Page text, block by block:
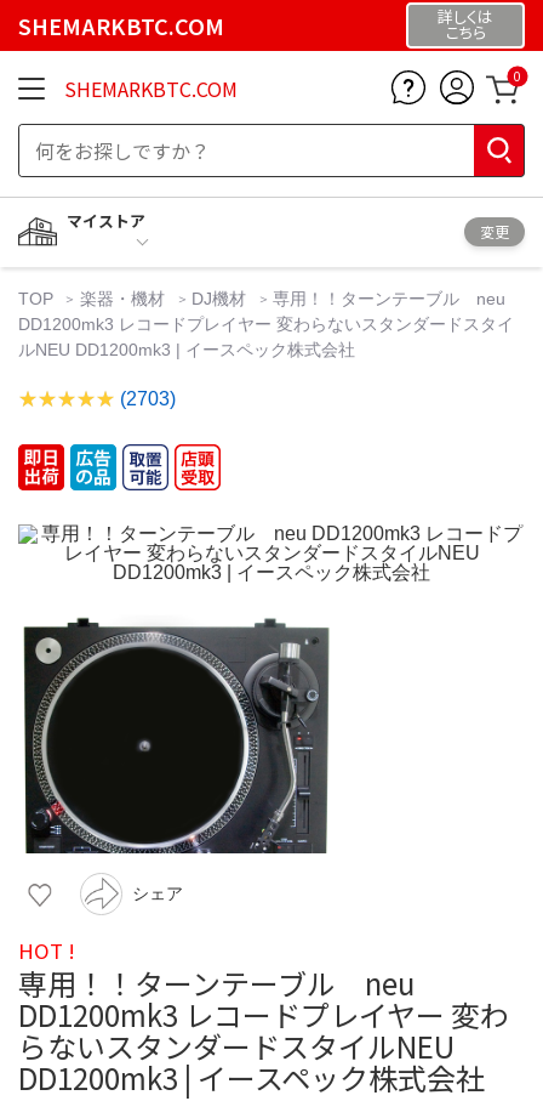
SHEMARKBTC.COM 詳しくは
こちら
SHEMARKBTC.COM 0
マイストア
変更
TOP 楽器・機材 DJ機材
専用！！ターンテーブル neu
DD1200mk3 レコードプレイヤー 変わらないスタンダードスタイ
ルNEU DD1200mk3 | イースペック株式会社
(2703)
シェア
HOT !
専用！！ターンテーブル neu
DD1200mk3 レコードプレイヤー 変わ
らないスタンダードスタイルNEU
DD1200mk3 | イースペック株式会社